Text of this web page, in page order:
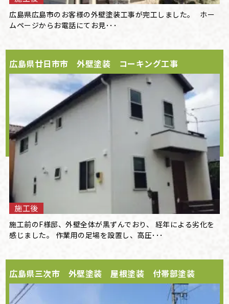
広島県広島市のお客様の外壁塗装工事が完工しました。 ホー
ムページからお電話にてお見･･･
広島県廿日市市 外壁塗装 コーキング工事
施工後
施工前のF様邸、外壁全体が黒ずんでおり、 経年による劣化を
感じました。 作業用の足場を設置し、高圧･･･
広島県三次市 外壁塗装 屋根塗装 付帯部塗装